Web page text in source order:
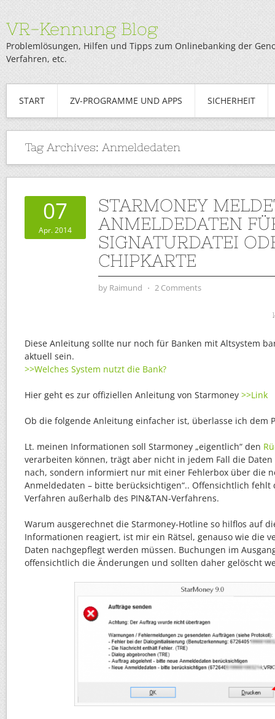
VR-Kennung Blog
Problemlösungen, Hilfen und Tipps zum Onlinebanking der
Verfahren, etc.
START ZV-PROGRAMME UND APPS SICHERHEIT
Tag Archives: Anmeldedaten
07
Apr. 2014
STARMONEY
ANMELDEDATEN
SIGNATURDATEI
CHIPKARTE
by Raimund ⋅ 2 Comments
Diese Anleitung sollte nur noch für Banken mit Altsystem
aktuell sein.
>>Welches System nutzt die Bank?
Hier geht es zur offiziellen Anleitung von Starmoney >>Link
Ob die folgende Anleitung einfacher ist, überlasse ich dem
Lt. meinen Informationen soll Starmoney „eigentlich“ den
verarbeiten können, trägt aber nicht in jedem Fall die
nach, sondern informiert nur mit einer Fehlerbox über die
Anmeldedaten – bitte berücksichtigen“.. Offensichtlich
Verfahren außerhalb des PIN&TAN-Verfahrens.
Warum ausgerechnet die Starmoney-Hotline so hilflos auf
Informationen reagiert, ist mir ein Rätsel, genauso wie die
Daten nachgepflegt werden müssen. Buchungen im
offensichtlich die Änderungen und sollten daher gelöscht